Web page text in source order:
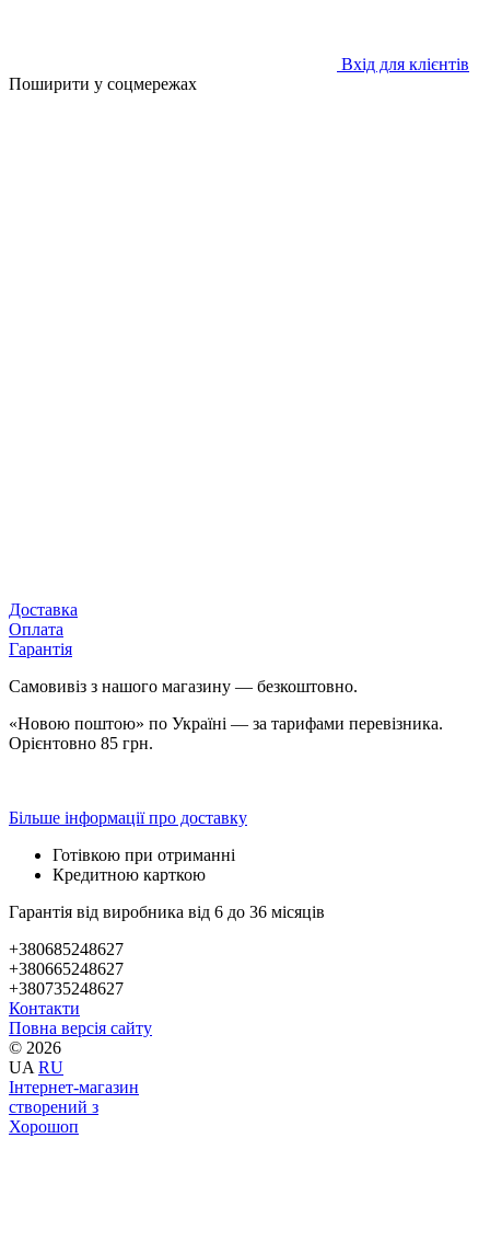
Вхід для клієнтів
Поширити у соцмережах
Доставка
Оплата
Гарантія
Самовивіз з нашого магазину — безкоштовно.
«Новою поштою» по Україні — за тарифами перевізника.
Орієнтовно 85 грн.
Більше інформації про доставку
Готівкою при отриманні
Кредитною карткою
Гарантія від виробника від 6 до 36 місяців
+380685248627
+380665248627
+380735248627
Контакти
Повна версія сайту
© 2026
UA RU
Інтернет-магазин
створений з
Хорошоп